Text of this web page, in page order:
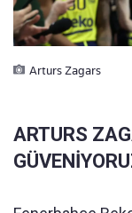
Arturs Zagars
ARTURS